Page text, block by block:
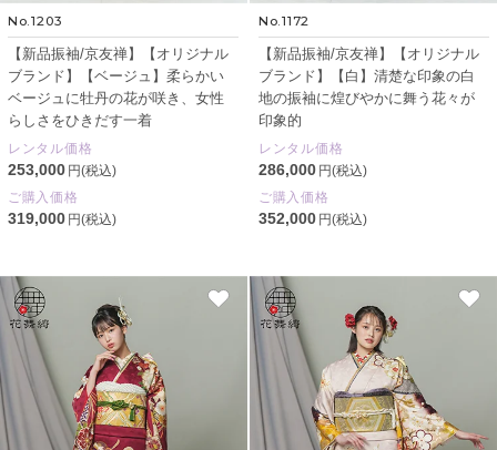
No.1203
【新品振袖/京友禅】【オリジナル
ブランド】【ベージュ】柔らかい
ベージュに牡丹の花が咲き、女性
らしさをひきだす一着
レンタル価格
253,000 円(税込)
ご購入価格
319,000 円(税込)
No.1172
【新品振袖/京友禅】【オリジナル
ブランド】【白】清楚な印象の白
地の振袖に煌びやかに舞う花々が
印象的
レンタル価格
286,000 円(税込)
ご購入価格
352,000 円(税込)